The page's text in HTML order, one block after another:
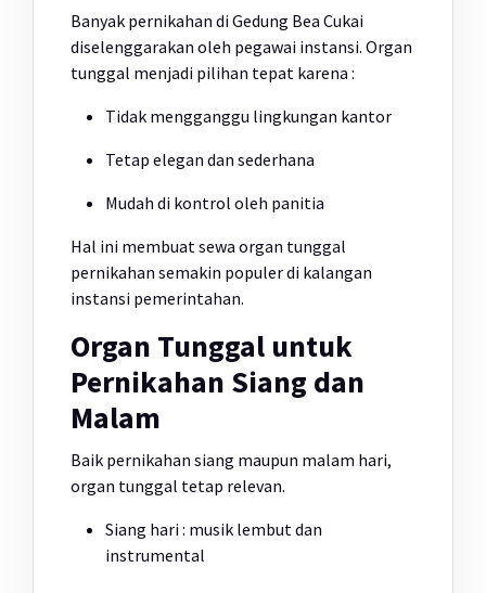
Banyak pernikahan di Gedung Bea Cukai
diselenggarakan oleh pegawai instansi. Organ
tunggal menjadi pilihan tepat karena :
Tidak mengganggu lingkungan kantor
Tetap elegan dan sederhana
Mudah di kontrol oleh panitia
Hal ini membuat sewa organ tunggal
pernikahan semakin populer di kalangan
instansi pemerintahan.
Organ Tunggal untuk
Pernikahan Siang dan
Malam
Baik pernikahan siang maupun malam hari,
organ tunggal tetap relevan.
Siang hari : musik lembut dan
instrumental